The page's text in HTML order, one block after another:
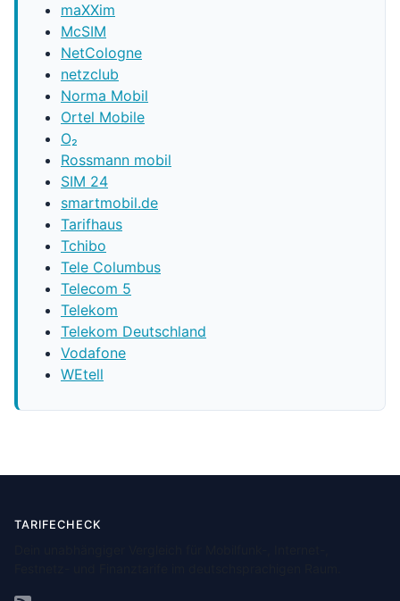
maXXim
McSIM
NetCologne
netzclub
Norma Mobil
Ortel Mobile
O₂
Rossmann mobil
SIM 24
smartmobil.de
Tarifhaus
Tchibo
Tele Columbus
Telecom 5
Telekom
Telekom Deutschland
Vodafone
WEtell
TARIFECHECK